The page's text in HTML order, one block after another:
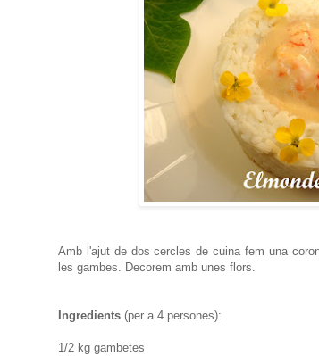
Amb l'ajut de dos cercles de cuina fem una
les gambes. Decorem amb unes flors.
Ingredients (per a 4 persones):
1/2 kg gambetes